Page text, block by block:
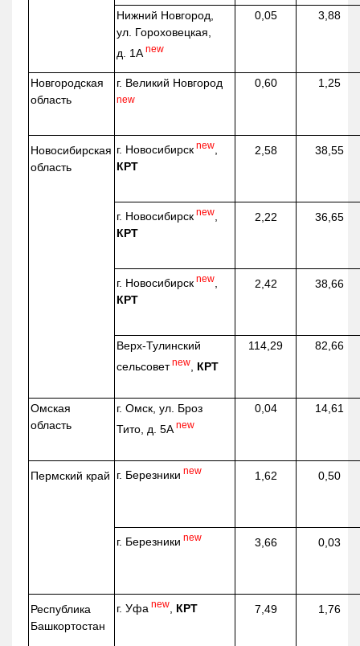
Нижний Новгород,
ул. Гороховецкая,
д. 1А new
0,05 3,88
Новгородская
область
г. Великий Новгород
new
0,60 1,25
Новосибирская
область
г. Новосибирск new,
КРТ
2,58 38,55
г. Новосибирск new,
КРТ
2,22 36,65
г. Новосибирск new,
КРТ
2,42 38,66
Верх-Тулинский
сельсовет new, КРТ
114,29 82,66
Омская
область
г. Омск, ул. Броз
Тито, д. 5А new
0,04 14,61
Пермский край г. Березники new 1,62 0,50
г. Березники new 3,66 0,03
Республика
Башкортостан
г. Уфа new, КРТ 7,49 1,76